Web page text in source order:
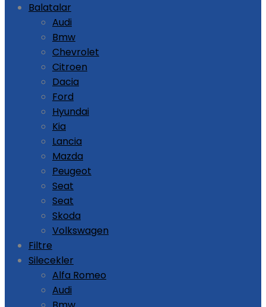
Balatalar
Audi
Bmw
Chevrolet
Citroen
Dacia
Ford
Hyundai
Kia
Lancia
Mazda
Peugeot
Seat
Seat
Skoda
Volkswagen
Filtre
Silecekler
Alfa Romeo
Audi